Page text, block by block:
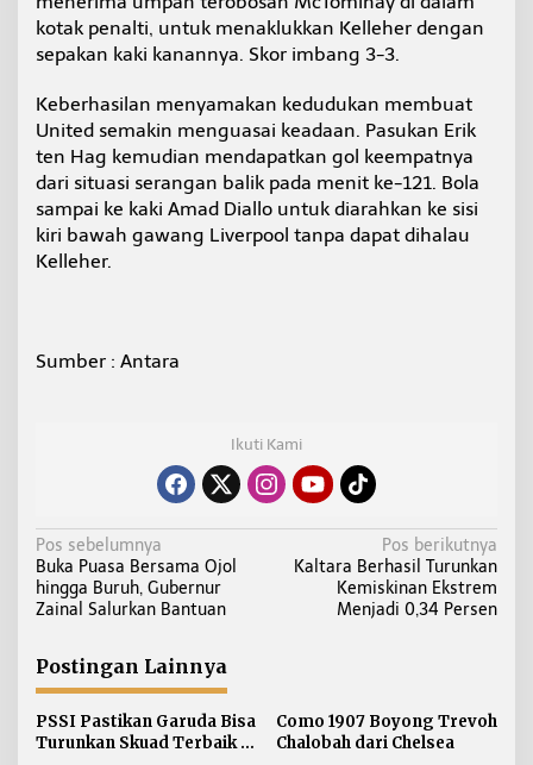
kotak penalti, untuk menaklukkan Kelleher dengan
sepakan kaki kanannya. Skor imbang 3-3.
Keberhasilan menyamakan kedudukan membuat
United semakin menguasai keadaan. Pasukan Erik
ten Hag kemudian mendapatkan gol keempatnya
dari situasi serangan balik pada menit ke-121. Bola
sampai ke kaki Amad Diallo untuk diarahkan ke sisi
kiri bawah gawang Liverpool tanpa dapat dihalau
Kelleher.
Sumber : Antara
Ikuti Kami
N
a
v
g
a
s
i
Pos sebelumnya
Buka Puasa Bersama Ojol
hingga Buruh, Gubernur
Zainal Salurkan Bantuan
Pos berikutnya
Kaltara Berhasil Turunkan
Kemiskinan Ekstrem
Menjadi 0,34 Persen
Postingan Lainnya
PSSI Pastikan Garuda Bisa
Turunkan Skuad Terbaik di
Como 1907 Boyong Trevoh
Chalobah dari Chelsea